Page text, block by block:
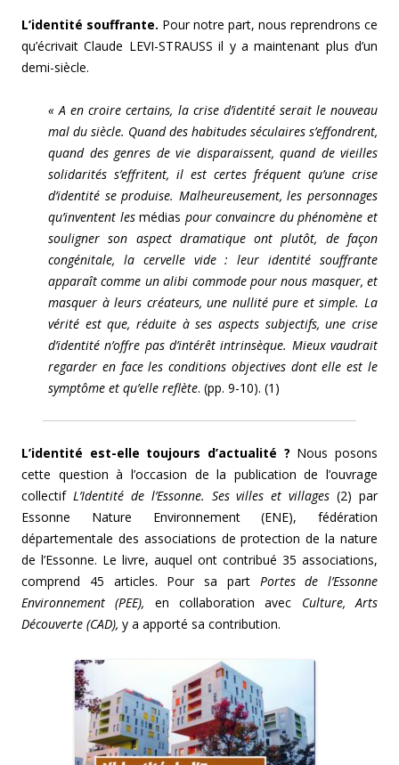
L’identité souffrante. Pour notre part, nous reprendrons ce
qu’écrivait Claude LEVI-STRAUSS il y a maintenant plus d’un
demi-siècle.
« A en croire certains, la crise d’identité serait le nouveau
mal du siècle. Quand des habitudes séculaires s’effondrent,
quand des genres de vie disparaissent, quand de vieilles
solidarités s’effritent, il est certes fréquent qu’une crise
d’identité se produise. Malheureusement, les personnages
qu’inventent lesmédias pour convaincre du phénomène et
souligner son aspect dramatique ont plutôt, de façon
congénitale, la cervelle vide : leur identité souffrante
apparaît comme un alibi commode pour nous masquer, et
masquer à leurs créateurs, une nullité pure et simple. La
vérité est que, réduite à ses aspects subjectifs, une crise
d’identité n’offre pas d’intérêt intrinsèque. Mieux vaudrait
regarder en face les conditions objectives dont elle est le
symptôme et qu’elle reflète. (pp. 9-10). (1)
L’identité est-elle toujours d’actualité ? Nous posons
cette question à l’occasion de la publication de l’ouvrage
collectif L’Identité de l’Essonne. Ses villes et villages (2) par
Essonne Nature Environnement (ENE), fédération
départementale des associations de protection de la nature
de l’Essonne. Le livre, auquel ont contribué 35 associations,
comprend 45 articles. Pour sa part Portes de l’Essonne
Environnement (PEE), en collaboration avec Culture, Arts
Découverte (CAD), y a apporté sa contribution.